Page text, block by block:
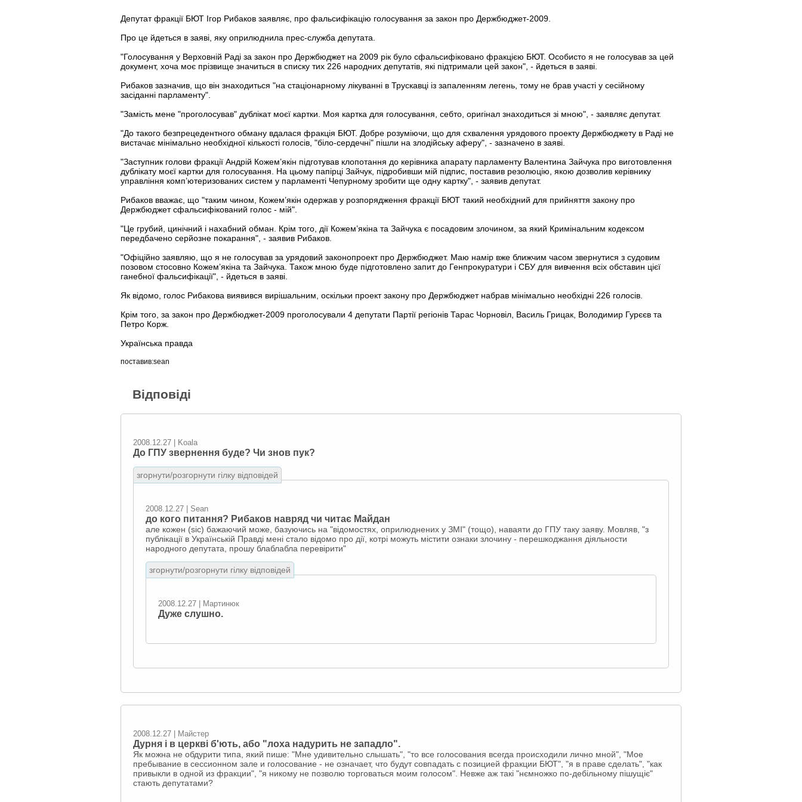
Депутат фракції БЮТ Ігор Рибаков заявляє, про фальсифікацію голосування за закон про Держбюджет-2009.
Про це йдеться в заяві, яку оприлюднила прес-служба депутата.
"Голосування у Верховній Раді за закон про Держбюджет на 2009 рік було сфальсифіковано фракцією БЮТ. Особисто я не голосував за цей
документ, хоча моє прізвище значиться в списку тих 226 народних депутатів, які підтримали цей закон", - йдеться в заяві.
Рибаков зазначив, що він знаходиться "на стаціонарному лікуванні в Трускавці із запаленням легень, тому не брав участі у сесійному
засіданні парламенту".
"Замість мене "проголосував" дублікат моєї картки. Моя картка для голосування, себто, оригінал знаходиться зі мною", - заявляє депутат.
"До такого безпрецедентного обману вдалася фракція БЮТ. Добре розуміючи, що для схвалення урядового проекту Держбюджету в Раді не
вистачає мінімально необхідної кількості голосів, "біло-сердечні" пішли на злодійську аферу", - зазначено в заяві.
"Заступник голови фракції Андрій Кожем’якін підготував клопотання до керівника апарату парламенту Валентина Зайчука про виготовлення
дублікату моєї картки для голосування. На цьому папірці Зайчук, підробивши мій підпис, поставив резолюцію, якою дозволив керівнику
управління комп’ютеризованих систем у парламенті Чепурному зробити ще одну картку", - заявив депутат.
Рибаков вважає, що "таким чином, Кожем’якін одержав у розпорядження фракції БЮТ такий необхідний для прийняття закону про
Держбюджет сфальсифікований голос - мій".
"Це грубий, цинічний і нахабний обман. Крім того, дії Кожем’якіна та Зайчука є посадовим злочином, за який Кримінальним кодексом
передбачено серйозне покарання", - заявив Рибаков.
"Офіційно заявляю, що я не голосував за урядовий законопроект про Держбюджет. Маю намір вже ближчим часом звернутися з судовим
позовом стосовно Кожем’якіна та Зайчука. Також мною буде підготовлено запит до Генпрокуратури і СБУ для вивчення всіх обставин цієї
ганебної фальсифікації", - йдеться в заяві.
Як відомо, голос Рибакова виявився вирішальним, оскільки проект закону про Держбюджет набрав мінімально необхідні 226 голосів.
Крім того, за закон про Держбюджет-2009 проголосували 4 депутати Партії регіонів Тарас Чорновіл, Василь Грицак, Володимир Гурєєв та
Петро Корж.
Українська правда
поставив:sean
Відповіді
2008.12.27 | Koala
До ГПУ звернення буде? Чи знов пук?
згорнути/розгорнути гілку відповідей
2008.12.27 | Sean
до кого питання? Рибаков навряд чи читає Майдан
але кожен (sic) бажаючий може, базуючись на "відомостях, оприлюднених у ЗМІ" (тощо), наваяти до ГПУ таку заяву. Мовляв, "з
публікації в Українській Правді мені стало відомо про дії, котрі можуть містити ознаки злочину - перешкоджання діяльности
народного депутата, прошу блаблабла перевірити"
згорнути/розгорнути гілку відповідей
2008.12.27 | Мартинюк
Дуже слушно.
2008.12.27 | Майстер
Дурня і в церкві б'ють, або "лоха надурить не западло".
Як можна не обдурити типа, який пише: "Мне удивительно слышать", "то все голосования всегда происходили лично мной", "Мое
пребывание в сессионном зале и голосование - не означает, что будут совпадать с позицией фракции БЮТ", "я в праве сделать", "как
привыкли в одной из фракции", "я никому не позволю торговаться моим голосом". Невже аж такі "нємножко по-дебільному пішущіє"
стають депутатами?